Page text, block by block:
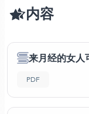
内容
来月经的女人
PDF